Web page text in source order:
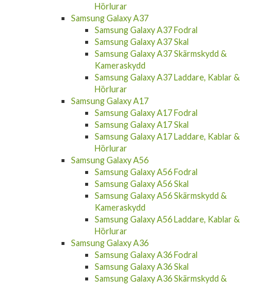
Hörlurar
Samsung Galaxy A37
Samsung Galaxy A37 Fodral
Samsung Galaxy A37 Skal
Samsung Galaxy A37 Skärmskydd &
Kameraskydd
Samsung Galaxy A37 Laddare, Kablar &
Hörlurar
Samsung Galaxy A17
Samsung Galaxy A17 Fodral
Samsung Galaxy A17 Skal
Samsung Galaxy A17 Laddare, Kablar &
Hörlurar
Samsung Galaxy A56
Samsung Galaxy A56 Fodral
Samsung Galaxy A56 Skal
Samsung Galaxy A56 Skärmskydd &
Kameraskydd
Samsung Galaxy A56 Laddare, Kablar &
Hörlurar
Samsung Galaxy A36
Samsung Galaxy A36 Fodral
Samsung Galaxy A36 Skal
Samsung Galaxy A36 Skärmskydd &